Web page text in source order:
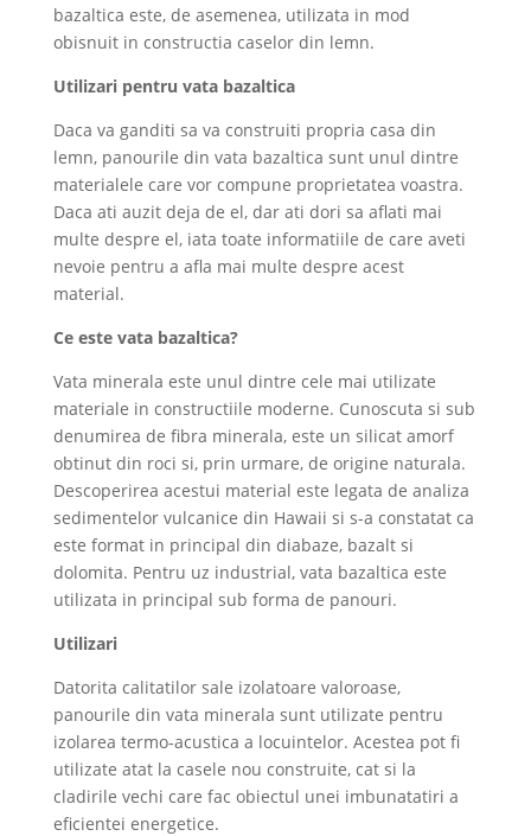
bazaltica este, de asemenea, utilizata in mod
obisnuit in constructia caselor din lemn.
Utilizari pentru vata bazaltica
Daca va ganditi sa va construiti propria casa din
lemn, panourile din vata bazaltica sunt unul dintre
materialele care vor compune proprietatea voastra.
Daca ati auzit deja de el, dar ati dori sa aflati mai
multe despre el, iata toate informatiile de care aveti
nevoie pentru a afla mai multe despre acest
material.
Ce este vata bazaltica?
Vata minerala este unul dintre cele mai utilizate
materiale in constructiile moderne. Cunoscuta si sub
denumirea de fibra minerala, este un silicat amorf
obtinut din roci si, prin urmare, de origine naturala.
Descoperirea acestui material este legata de analiza
sedimentelor vulcanice din Hawaii si s-a constatat ca
este format in principal din diabaze, bazalt si
dolomita. Pentru uz industrial, vata bazaltica este
utilizata in principal sub forma de panouri.
Utilizari
Datorita calitatilor sale izolatoare valoroase,
panourile din vata minerala sunt utilizate pentru
izolarea termo-acustica a locuintelor. Acestea pot fi
utilizate atat la casele nou construite, cat si la
cladirile vechi care fac obiectul unei imbunatatiri a
eficientei energetice.